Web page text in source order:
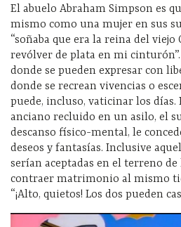
El abuelo Abraham Simpson es
mismo como una mujer en sus
“soñaba que era la reina del
revólver de plata en mi
donde se pueden expresar con
donde se recrean vivencias o
puede, incluso, vaticinar los días.
anciano recluido en un asilo, el
descanso físico-mental, le
deseos y fantasías. Inclusive
serían aceptadas en el terreno
contraer matrimonio al mismo
“¡Alto, quietos! Los dos pueden